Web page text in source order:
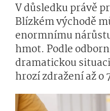
V důsledku právě
Blízkém východě
enormnímu
hmot. Podle
dramatickou
hrozí zdražení až o